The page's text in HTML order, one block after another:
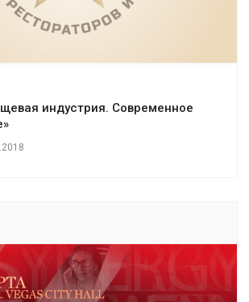
индустрия. Современное